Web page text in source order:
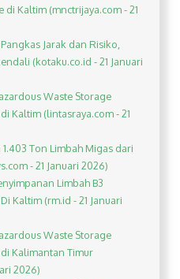
di Kaltim (mnctrijaya.com - 21
Jarak dan Risiko,
(kotaku.co.id - 21 Januari
Waste Storage
Kaltim (lintasraya.com - 21
Ton Limbah Migas dari
- 21 Januari 2026)
Limbah B3
Kaltim (rm.id - 21 Januari
Waste Storage
Kalimantan Timur
2026)